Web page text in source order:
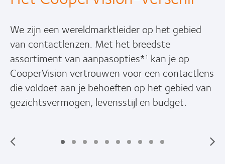
We zijn een wereldmarktleider op het gebied
van contactlenzen. Met het breedste
assortiment van aanpasopties*1 kan je op
CooperVision vertrouwen voor een contactlens
die voldoet aan je behoeften op het gebied van
gezichtsvermogen, levensstijl en budget.